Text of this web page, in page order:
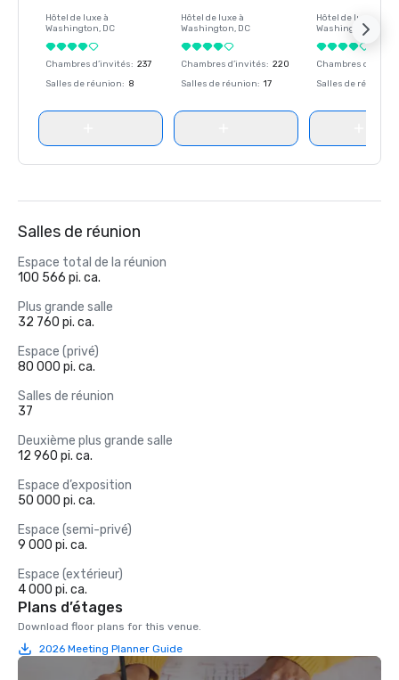
Hôtel de luxe à
Washington, DC
Chambres d’invités: 237
Salles de réunion: 8
Hôtel de luxe à
Washington, DC
Chambres d’invités: 220
Salles de réunion: 17
Hôtel de luxe à
Washington
Chambres
Salles de réunion
Salles de réunion
Espace total de la réunion
100 566 pi. ca.
Plus grande salle
32 760 pi. ca.
Espace (privé)
80 000 pi. ca.
Salles de réunion
37
Deuxième plus grande salle
12 960 pi. ca.
Espace d’exposition
50 000 pi. ca.
Espace (semi-privé)
9 000 pi. ca.
Espace (extérieur)
4 000 pi. ca.
Plans d’étages
Download floor plans for this venue.
2026 Meeting Planner Guide